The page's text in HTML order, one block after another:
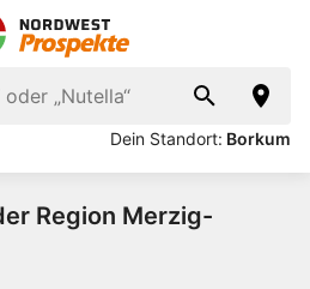
Dein Standort: Borkum
Region Merzig-